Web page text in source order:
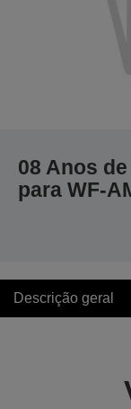
08 Anos
para WF-
Descrição geral